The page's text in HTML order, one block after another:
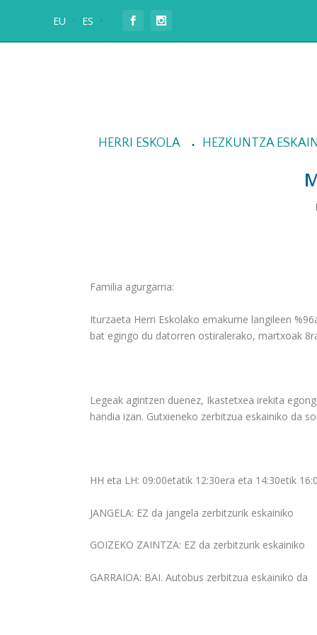
EU ES
HERRI ESKOLA HEZKUNTZA
Familia agurgarria:
Iturzaeta Herri Eskolako emakume langileen
bat egingo du datorren ostiralerako, martxoak
Legeak agintzen duenez, Ikastetxea irekita
handia izan. Gutxieneko zerbitzua eskainiko da
HH eta LH: 09:00etatik 12:30era eta 14:30etik
JANGELA: EZ da jangela zerbitzurik eskainiko
GOIZEKO ZAINTZA: EZ da zerbitzurik eskainiko
GARRAIOA: BAI. Autobus zerbitzua eskainiko da